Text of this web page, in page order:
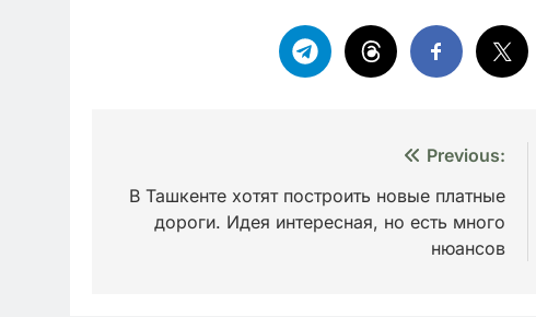
по
записям
Previous:
В Ташкенте хотят построить новые платные
дороги. Идея интересная, но есть много
нюансов